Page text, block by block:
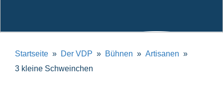
Startseite Der VDP Bühnen
Artisanen
3 kleine Schweinchen